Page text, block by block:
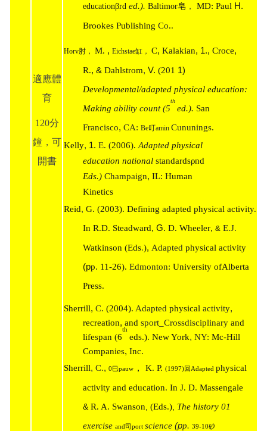
適應體
育
120分
鐘，可
開書
educationβrded.).Baltimor皂 ，MD: Paul H.
Brookes PublishingCo..
Horv肘， M. , Eichstae缸， C, Kalakian, 1., Croce,
R.,&Dahlstrom,V.(201 1)
Developmental/adapted physical education:
Makingability count (5
th
ed.). San
Francisco,CA:Be叮aminCununings.
Kelly, 1. E. (2006). Adapted physical
education national standardsρnd
Eds.) Champaign, IL: Human
Kinetics
Reid, G. (2003). Defining adapted physical activity.
In R.D. Steadward,G.D. Wheeler,&E.J.
Watkinson (Eds.), Adaptedphysical activity
(pp. 11-26).Edmonton:University ofAlberta
Press.
Sherrill, C. (2004). Adapted physical activity,
recreation, and sport_Crossdisciplinary and
lifespan (6
th
eds.). New York, NY: Mc-Hill
Companies, Inc.
Sherrill, C., 0巳pauw， K. P. (1997)回Adapted physical
activity and education. In J. D. Massengale
&R. A. Swanson ,(Eds.) The history01
exerciseand司portscience(pp.39-10砂